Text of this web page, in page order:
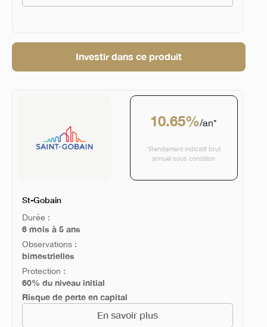
Investir dans ce produit
10.65%/an*
*Rendement indicatif brut
annuel sous condition
St-Gobain
Durée :
6 mois à 5 ans
Observations :
bimestrielles
Protection :
60% du niveau initial
Risque de perte en capital
En savoir plus